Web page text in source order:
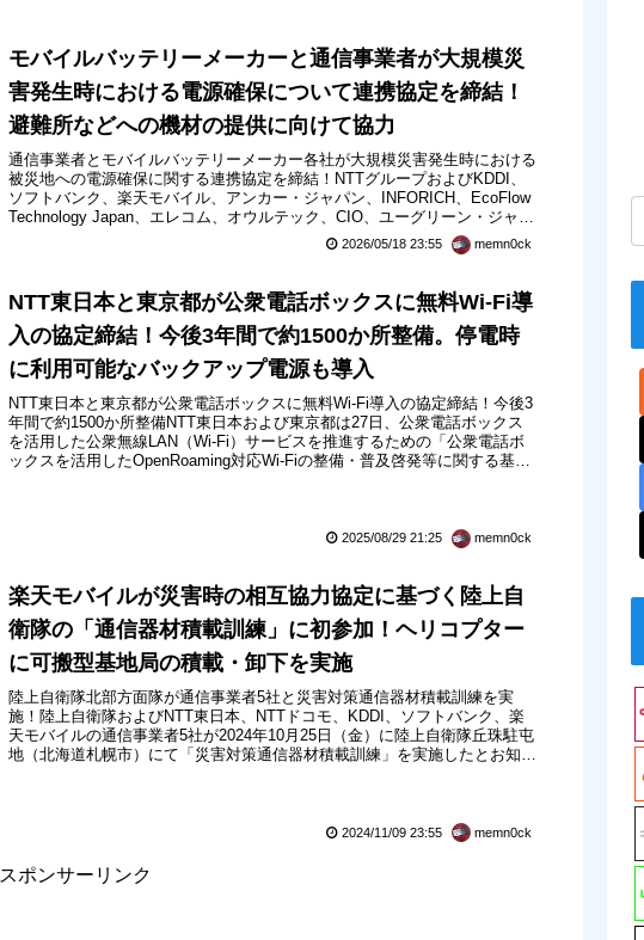
モバイルバッテリーメーカーと通信事業者が大規模災
害発生時における電源確保について連携協定を締結！
避難所などへの機材の提供に向けて協力
通信事業者とモバイルバッテリーメーカー各社が大規模災害発生時における
被災地への電源確保に関する連携協定を締結！NTTグループおよびKDDI、
ソフトバンク、楽天モバイル、アンカー・ジャパン、INFORICH、EcoFlow
Technology Japan、エレコム、オウルテック、CIO、ユーグリーン・ジャパ
ンは28日、日本国内におけるモバイルバッテリーメーカー各社と“つなぐ×か
えるプロジェクト”に参画する通信事業者各社が大規模災害発生時における
2026/05/18 23:55 memn0ck
NTT東日本と東京都が公衆電話ボックスに無料Wi-Fi導
入の協定締結！今後3年間で約1500か所整備。停電時
に利用可能なバックアップ電源も導入
NTT東日本と東京都が公衆電話ボックスに無料Wi-Fi導入の協定締結！今後3
年間で約1500か所整備NTT東日本および東京都は27日、公衆電話ボックス
を活用した公衆無線LAN（Wi-Fi）サービスを推進するための「公衆電話ボ
ックスを活用したOpenRoaming対応Wi-Fiの整備・普及啓発等に関する基本
2025/08/29 21:25 memn0ck
楽天モバイルが災害時の相互協力協定に基づく陸上自
衛隊の「通信器材積載訓練」に初参加！ヘリコプター
に可搬型基地局の積載・卸下を実施
陸上自衛隊北部方面隊が通信事業者5社と災害対策通信器材積載訓練を実
施！陸上自衛隊およびNTT東日本、NTTドコモ、KDDI、ソフトバンク、楽
天モバイルの通信事業者5社が2024年10月25日（金）に陸上自衛隊丘珠駐屯
地（北海道札幌市）にて「災害対策通信器材積載訓練」を実施したとお知ら
2024/11/09 23:55 memn0ck
スポンサーリンク